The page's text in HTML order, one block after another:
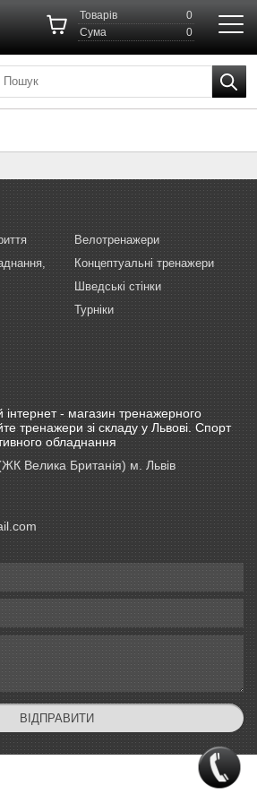
Товарів
0
Cума
0
Велотренажери
Концептуальні тренажери
Шведські стінки
Турніки
інтернет - магазин тренажерного
тренажери зі складу у Львові. Спорт
обладнання
Велика Британія) м. Львів